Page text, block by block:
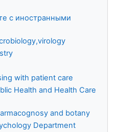
с иностранными
with patient care
Health and Health Care
and botany
Department